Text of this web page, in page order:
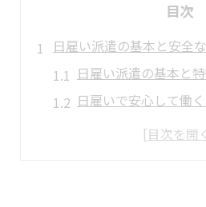
目次
日雇い派遣の基本と安全
日雇い派遣の基本と
日雇いで安心して働
トラブル回避に役立